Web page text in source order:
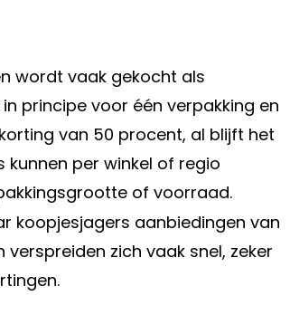
wordt vaak gekocht als
principe voor één verpakking en
van 50 procent, al blijft het
per winkel of regio
of voorraad.
koopjesjagers aanbiedingen van
zich vaak snel, zeker